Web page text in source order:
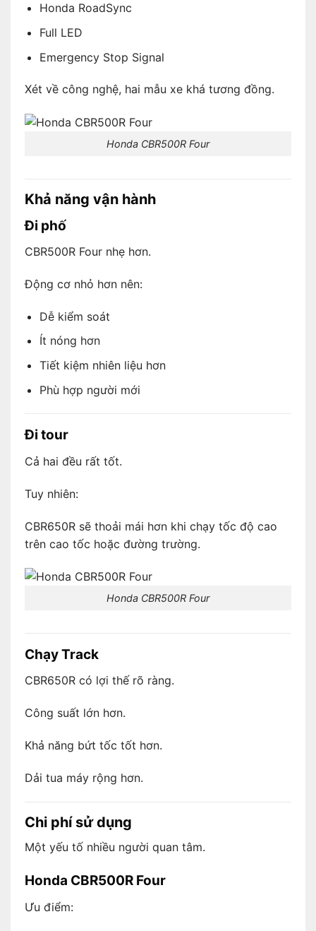
Honda RoadSync
Full LED
Emergency Stop Signal
Xét về công nghệ, hai mẫu xe khá tương đồng.
Honda CBR500R Four
Khả năng vận hành
Đi phố
CBR500R Four nhẹ hơn.
Động cơ nhỏ hơn nên:
Dễ kiểm soát
Ít nóng hơn
Tiết kiệm nhiên liệu hơn
Phù hợp người mới
Đi tour
Cả hai đều rất tốt.
Tuy nhiên:
CBR650R sẽ thoải mái hơn khi chạy tốc độ cao
trên cao tốc hoặc đường trường.
Honda CBR500R Four
Chạy Track
CBR650R có lợi thế rõ ràng.
Công suất lớn hơn.
Khả năng bứt tốc tốt hơn.
Dải tua máy rộng hơn.
Chi phí sử dụng
Một yếu tố nhiều người quan tâm.
Honda CBR500R Four
Ưu điểm: